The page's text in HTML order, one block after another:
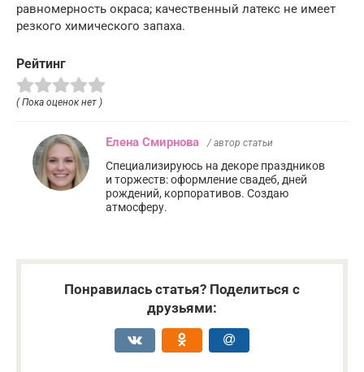
равномерность окраса; качественный латекс не имеет
резкого химического запаха.
Рейтинг
( Пока оценок нет )
Елена Смирнова / автор статьи
Специализируюсь на декоре праздников
и торжеств: оформление свадеб, дней
рождений, корпоративов. Создаю
атмосферу.
Понравилась статья? Поделиться с
друзьями: